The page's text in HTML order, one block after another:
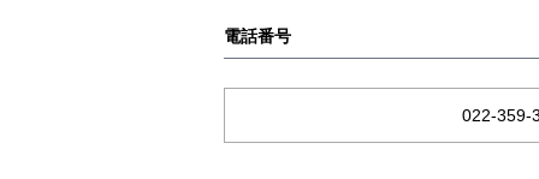
電話番号
022-359-